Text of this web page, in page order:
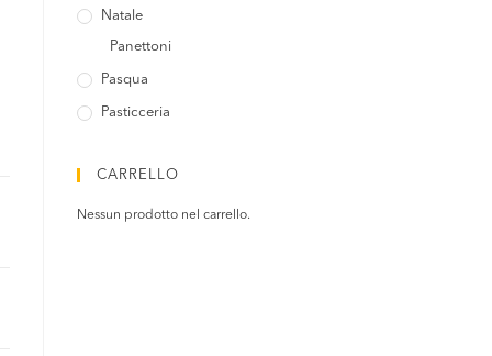
Natale
Panettoni
Pasqua
Pasticceria
CARRELLO
Nessun prodotto nel carrello.